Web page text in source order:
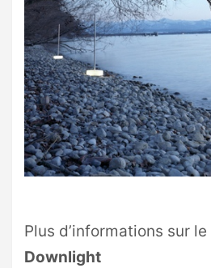
Plus d’informations sur le
Downlight